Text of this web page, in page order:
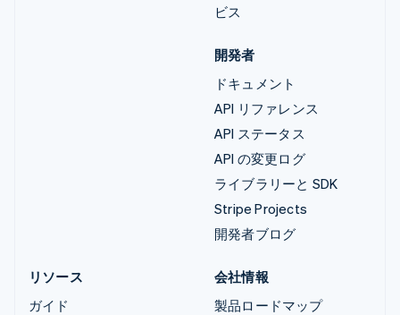
ビス
開発者
ドキュメント
API リファレンス
API ステータス
API の変更ログ
ライブラリーと SDK
Stripe Projects
開発者ブログ
リソース
ガイド
会社情報
製品ロードマップ